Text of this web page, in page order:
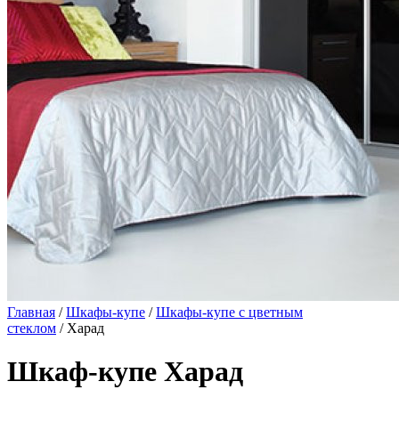
Главная /Шкафы-купе /Шкафы-купе с цветным
стеклом / Харад
Шкаф-купе Харад